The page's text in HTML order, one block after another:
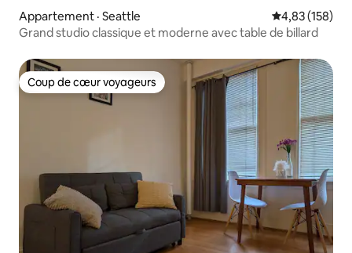
Appartement · Seattle Note
4,83 (158)
Grand studio classique et moderne avec table de billard
Coup de cœur voyageurs
Coup de cœur voyageurs